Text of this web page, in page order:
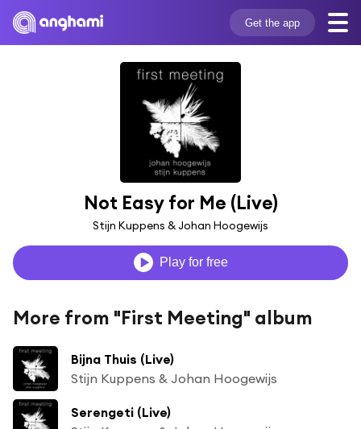
Get the app
Not Easy for Me (Live)
Stijn Kuppens & Johan Hoogewijs
Play for free
More from "First Meeting" album
Bijna Thuis (Live)
Stijn Kuppens & Johan Hoogewijs
Serengeti (Live)